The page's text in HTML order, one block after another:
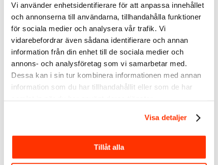
Vi använder enhetsidentifierare för att anpassa innehållet
och annonserna till användarna, tillhandahålla funktioner
för sociala medier och analysera vår trafik. Vi
vidarebefordrar även sådana identifierare och annan
information från din enhet till de sociala medier och
annons- och analysföretag som vi samarbetar med.
Dessa kan i sin tur kombinera informationen med annan
information som du har tillhandahållit eller som de har
Visa detaljer
Tillåt alla